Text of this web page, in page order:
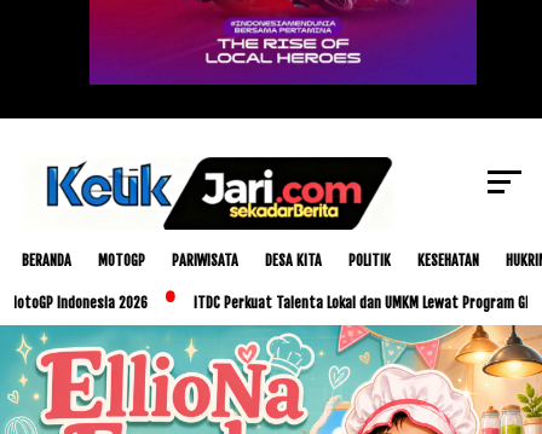
BERANDA MOTOGP PARIWISATA DESA KITA POLITIK KESEHATAN
Indonesia 2026 ITDC Perkuat Talenta Lokal dan UMKM Lewat Program Glorious
Baca Juga : Ramadhan Kareem : Muslimah NU
Berbagi Anak Yatim di 12 Kecamatan